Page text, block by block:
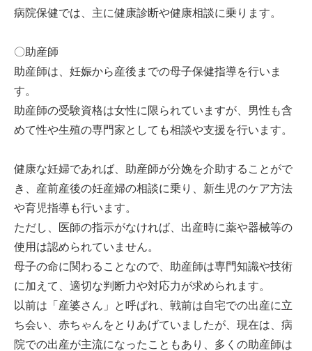
病院保健では、主に健康診断や健康相談に乗ります。
〇助産師
助産師は、妊娠から産後までの母子保健指導を行いま
す。
助産師の受験資格は女性に限られていますが、男性も含
めて性や生殖の専門家としても相談や支援を行います。
健康な妊婦であれば、助産師が分娩を介助することがで
き、産前産後の妊産婦の相談に乗り、新生児のケア方法
や育児指導も行います。
ただし、医師の指示がなければ、出産時に薬や器械等の
使用は認められていません。
母子の命に関わることなので、助産師は専門知識や技術
に加えて、適切な判断力や対応力が求められます。
以前は「産婆さん」と呼ばれ、戦前は自宅での出産に立
ち会い、赤ちゃんをとりあげていましたが、現在は、病
院での出産が主流になったこともあり、多くの助産師は